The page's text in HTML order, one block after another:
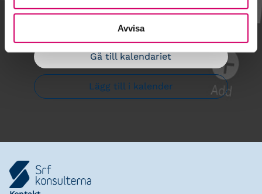
Avvisa
Gå till kalendariet
Lägg till i kalender